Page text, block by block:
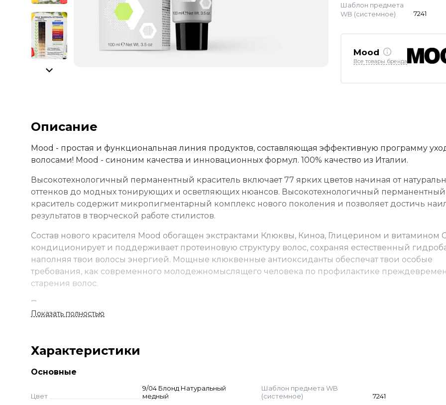
Шаблон предмета
WB (системное)
7241
Mood
Все товары бренда
Описание
Mood - простая и функциональная линия продуктов, составляющая эффективную программу
волосами! Mood - синоним качества и инновационных формул. 100% качество из Италии.
Высокотехнологичный перманентный краситель включает 77 ярких цветов начиная от
оттенков до модных тонирующих и осветляющих нюансов. Высокотехнологичный перманентный
краситель содержит микропигментарный комплекс нового поколения и позволяет достичь
результатов в творческой работе стилистов.
Состав нового красителя Mood обогащен экстрактами Клюквы, Киноа, Глицерином и витамином
кондиционирует и поддерживает протеиновую структуру волос, сохраняя естественный
наполняя твои волосы энергией. Мощные клюквенные антиоксиданты обеспечат твои особые
требования, как современного молодежномыслящего человека по профилактике
старения волос.
Применение
Стандартное окрашивание:
Тонирование:
Суперосветление:
до 2-3 тонов — 9% оксид, до 3–4 тонов — 12% оксид.
Корректоры:
добавляются к основному оттенку. Для волос уровня 5-6 — 8-10% от основного
Показать полностью
Характеристики
Основные
Цвет
9/04 Блонд Натуральный
медный
Шаблон предмета WB
(системное)
7241